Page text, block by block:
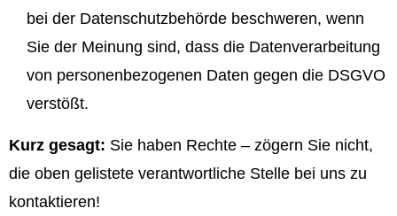
bei der Datenschutzbehörde beschweren, wenn
Sie der Meinung sind, dass die Datenverarbeitung
von personenbezogenen Daten gegen die DSGVO
verstößt.
Kurz gesagt: Sie haben Rechte – zögern Sie nicht,
die oben gelistete verantwortliche Stelle bei uns zu
kontaktieren!